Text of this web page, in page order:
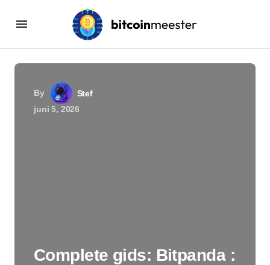
By
Stef
juni 5, 2026
Complete gids: Bitpanda :